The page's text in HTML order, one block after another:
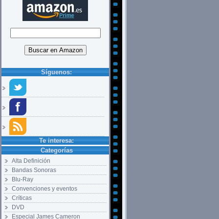
Síguenos:
Te interesa:
Categorías
Alta Definición
Bandas Sonoras
Blu-Ray
Convenciones y eventos
Críticas
DVD
Especial James Cameron